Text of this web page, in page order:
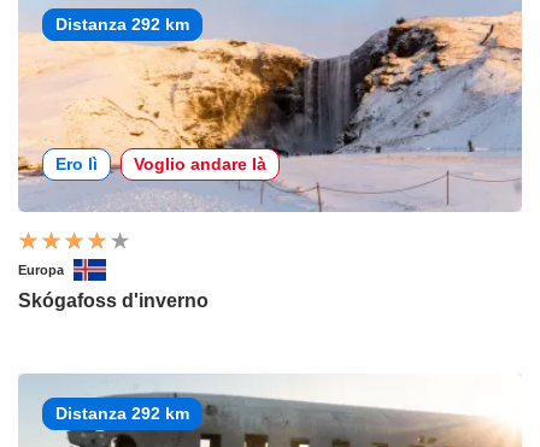
Distanza 292 km
Ero lì Voglio andare là
Europa
Skógafoss d'inverno
Distanza 292 km